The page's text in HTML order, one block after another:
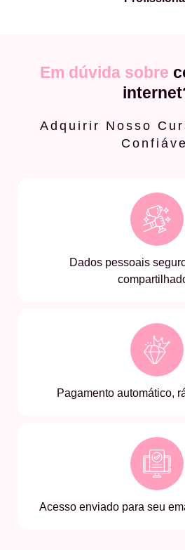
Em dúvida sobre
Adquirir Nosso
Dados pessoais
Pagamento automático,
Acesso enviado para seu